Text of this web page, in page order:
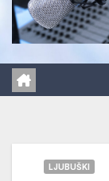
LJUBUŠKI